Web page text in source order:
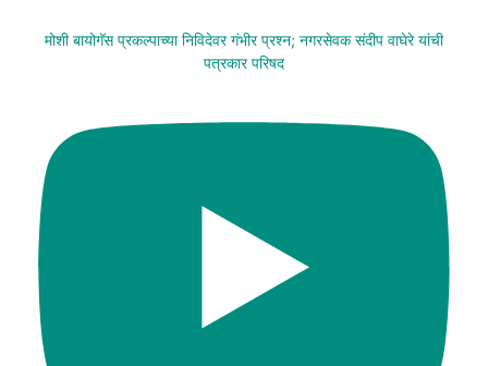
मोशी बायोगॅस प्रकल्पाच्या निविदेवर गंभीर प्रश्न; नगरसेवक संदीप वाघेरे यांची
पत्रकार परिषद